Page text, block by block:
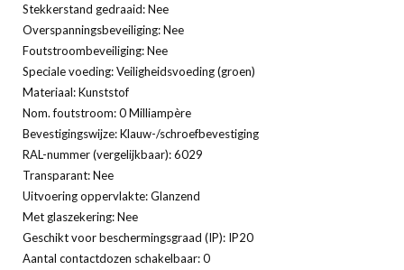
Stekkerstand gedraaid: Nee
Overspanningsbeveiliging: Nee
Foutstroombeveiliging: Nee
Speciale voeding: Veiligheidsvoeding (groen)
Materiaal: Kunststof
Nom. foutstroom: 0 Milliampère
Bevestigingswijze: Klauw-/schroefbevestiging
RAL-nummer (vergelijkbaar): 6029
Transparant: Nee
Uitvoering oppervlakte: Glanzend
Met glaszekering: Nee
Geschikt voor beschermingsgraad (IP): IP20
Aantal contactdozen schakelbaar: 0